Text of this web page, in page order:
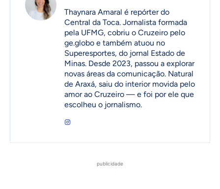
Thaynara Amaral é repórter do
Central da Toca. Jornalista formada
pela UFMG, cobriu o Cruzeiro pelo
ge.globo e também atuou no
Superesportes, do jornal Estado de
Minas. Desde 2023, passou a explorar
novas áreas da comunicação. Natural
de Araxá, saiu do interior movida pelo
amor ao Cruzeiro — e foi por ele que
escolheu o jornalismo.
publicidade